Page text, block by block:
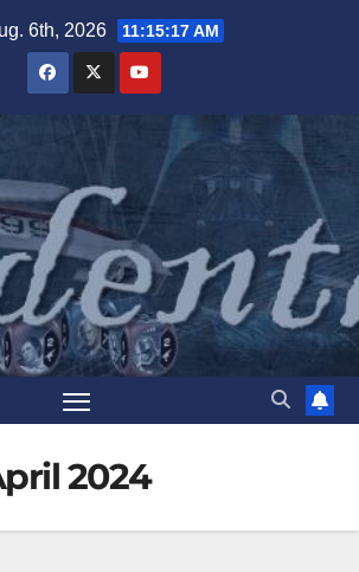
6th, 2026 11:15:18 AM
2024